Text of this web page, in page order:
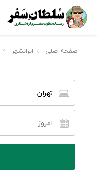
صفحه اصلی ایرانشهر
تهران